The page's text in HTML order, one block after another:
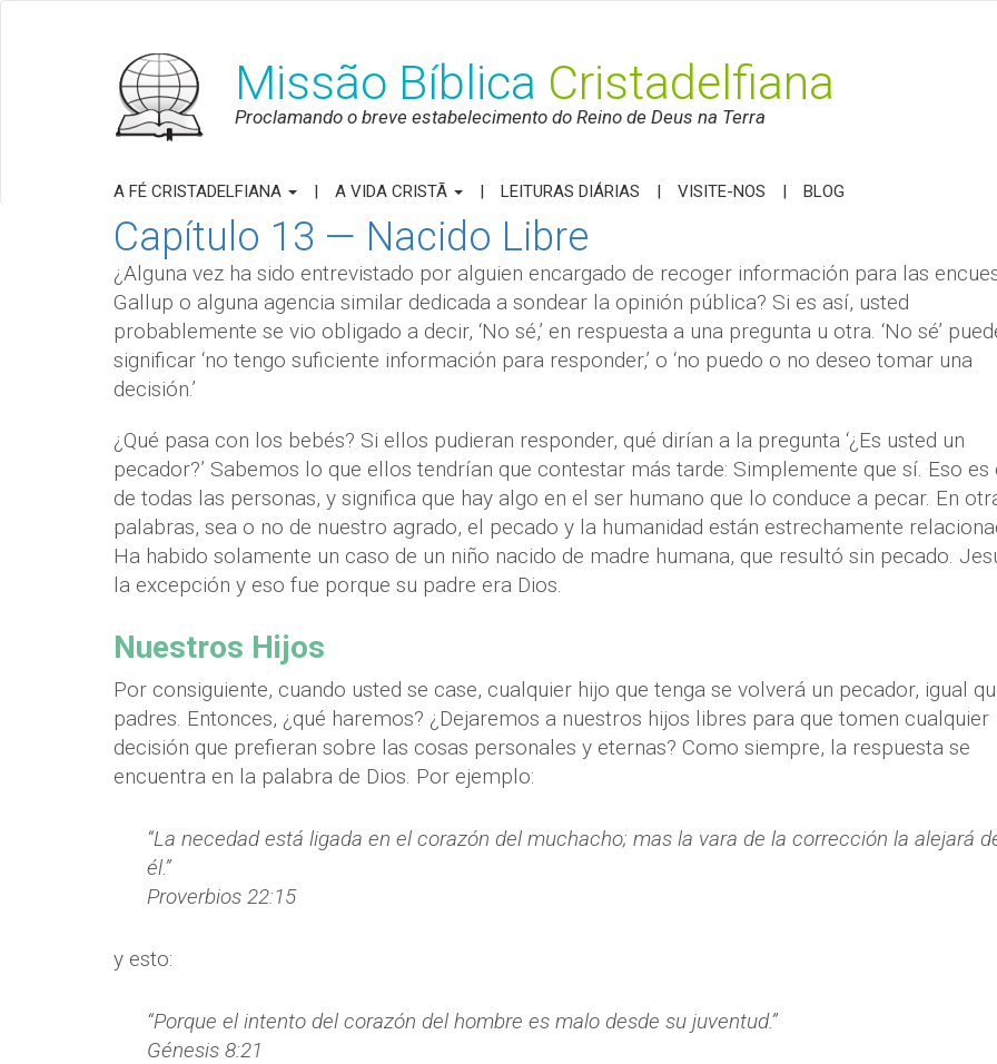
Missão Bíblica Cristadelfiana
Proclamando o breve estabelecimento do Reino de Deus na Terra
A FÉ CRISTADELFIANA A VIDA CRISTÃ LEITURAS DIÁRIAS VISITE-NOS BLOG
Capítulo 13 — Nacido Libre
¿Alguna vez ha sido entrevistado por alguien encargado de recoger información para las
Gallup o alguna agencia similar dedicada a sondear la opinión pública? Si es así, usted
probablemente se vio obligado a decir, ‘No sé,’ en respuesta a una pregunta u otra. ‘No sé’
significar ‘no tengo suficiente información para responder,’ o ‘no puedo o no deseo tomar una
decisión.’
¿Qué pasa con los bebés? Si ellos pudieran responder, qué dirían a la pregunta ‘¿Es usted un
pecador?’ Sabemos lo que ellos tendrían que contestar más tarde: Simplemente que sí. Eso es
de todas las personas, y significa que hay algo en el ser humano que lo conduce a pecar. En
palabras, sea o no de nuestro agrado, el pecado y la humanidad están estrechamente
Ha habido solamente un caso de un niño nacido de madre humana, que resultó sin pecado.
la excepción y eso fue porque su padre era Dios.
Nuestros Hijos
Por consiguiente, cuando usted se case, cualquier hijo que tenga se volverá un pecador, igual
padres. Entonces, ¿qué haremos? ¿Dejaremos a nuestros hijos libres para que tomen cualquier
decisión que prefieran sobre las cosas personales y eternas? Como siempre, la respuesta se
encuentra en la palabra de Dios. Por ejemplo:
“La necedad está ligada en el corazón del muchacho; mas la vara de la corrección la alejará
él.”
Proverbios 22:15
y esto:
“Porque el intento del corazón del hombre es malo desde su juventud.”
Génesis 8:21